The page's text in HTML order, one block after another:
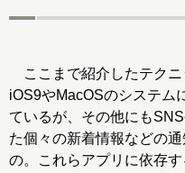
ここまで紹介したテクニ
iOS9やMacOSのシステム
ているが、その他にも
た個々の新着情報などの
の。これらアプリに依存